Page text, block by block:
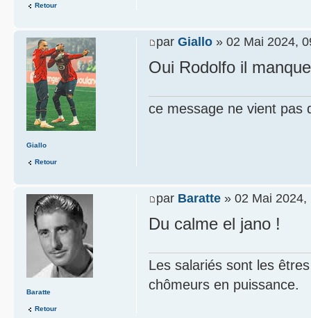
Retour
par Giallo » 02 Mai 2024,
Oui Rodolfo il
ce message ne vient pas
Giallo
Retour
par Baratte » 02 Mai 2024,
Du calme el jano !
Les salariés sont les
chômeurs en puissance.
Baratte
Retour